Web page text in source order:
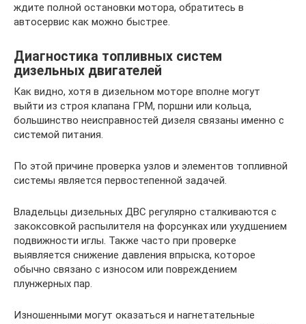
ждите полной остановки мотора, обратитесь в
автосервис как можно быстрее.
Диагностика топливных систем
дизельных двигателей
Как видно, хотя в дизельном моторе вполне могут
выйти из строя клапана ГРМ, поршни или кольца,
большинство неисправностей дизеля связаны именно с
системой питания.
По этой причине проверка узлов и элементов топливной
системы является первостепенной задачей.
Владельцы дизельных ДВС регулярно сталкиваются с
закоксовкой распылителя на форсунках или ухудшением
подвижности иглы. Также часто при проверке
выявляется снижение давления впрыска, которое
обычно связано с износом или повреждением
плунжерных пар.
Изношенными могут оказаться и нагнетательные